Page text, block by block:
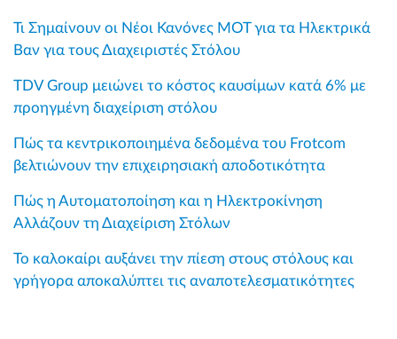
Τι Σημαίνουν οι Νέοι Κανόνες MOT για τα Ηλεκτρικά
Βαν για τους Διαχειριστές Στόλου
TDV Group μειώνει το κόστος καυσίμων κατά 6% με
προηγμένη διαχείριση στόλου
Πώς τα κεντρικοποιημένα δεδομένα του Frotcom
βελτιώνουν την επιχειρησιακή αποδοτικότητα
Πώς η Αυτοματοποίηση και η Ηλεκτροκίνηση
Αλλάζουν τη Διαχείριση Στόλων
Το καλοκαίρι αυξάνει την πίεση στους στόλους και
γρήγορα αποκαλύπτει τις αναποτελεσματικότητες